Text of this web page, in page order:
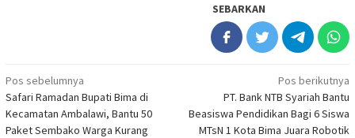
SEBARKAN
Navigasi
pos
Pos sebelumnya
Safari Ramadan Bupati Bima di
Kecamatan Ambalawi, Bantu 50
Paket Sembako Warga Kurang
Pos berikutnya
PT. Bank NTB Syariah Bantu
Beasiswa Pendidikan Bagi 6 Siswa
MTsN 1 Kota Bima Juara Robotik